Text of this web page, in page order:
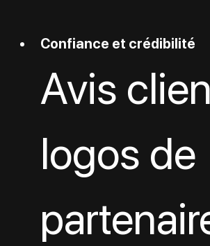
Confiance et crédibilité
Avis
logos de